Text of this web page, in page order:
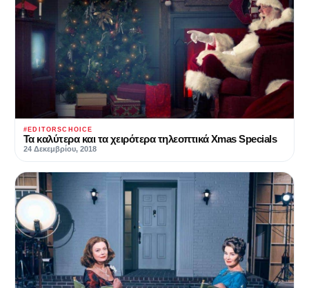
#EDITORSCHOICE
Τα καλύτερα και τα χειρότερα τηλεοπτικά Xmas Specials
24 Δεκεμβρίου, 2018